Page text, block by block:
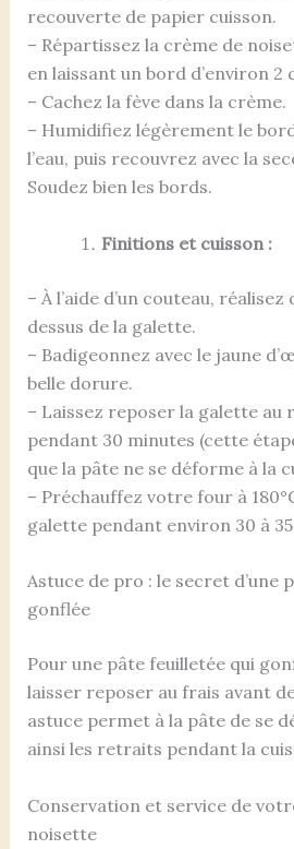
recouverte de papier cuisson.
– Répartissez la crème de
en laissant un bord d’environ 2
– Cachez la fève dans la crème.
– Humidifiez légèrement le
l’eau, puis recouvrez avec la
Soudez bien les bords.
Finitions et cuisson :
– À l’aide d’un couteau,
dessus de la galette.
– Badigeonnez avec le jaune
belle dorure.
– Laissez reposer la galette
pendant 30 minutes (cette
que la pâte ne se déforme à la
– Préchauffez votre four à
galette pendant environ 30 à
Astuce de pro : le secret d’une
gonflée
Pour une pâte feuilletée qui
laisser reposer au frais avant
astuce permet à la pâte de se
ainsi les retraits pendant la
Conservation et service de
noisette